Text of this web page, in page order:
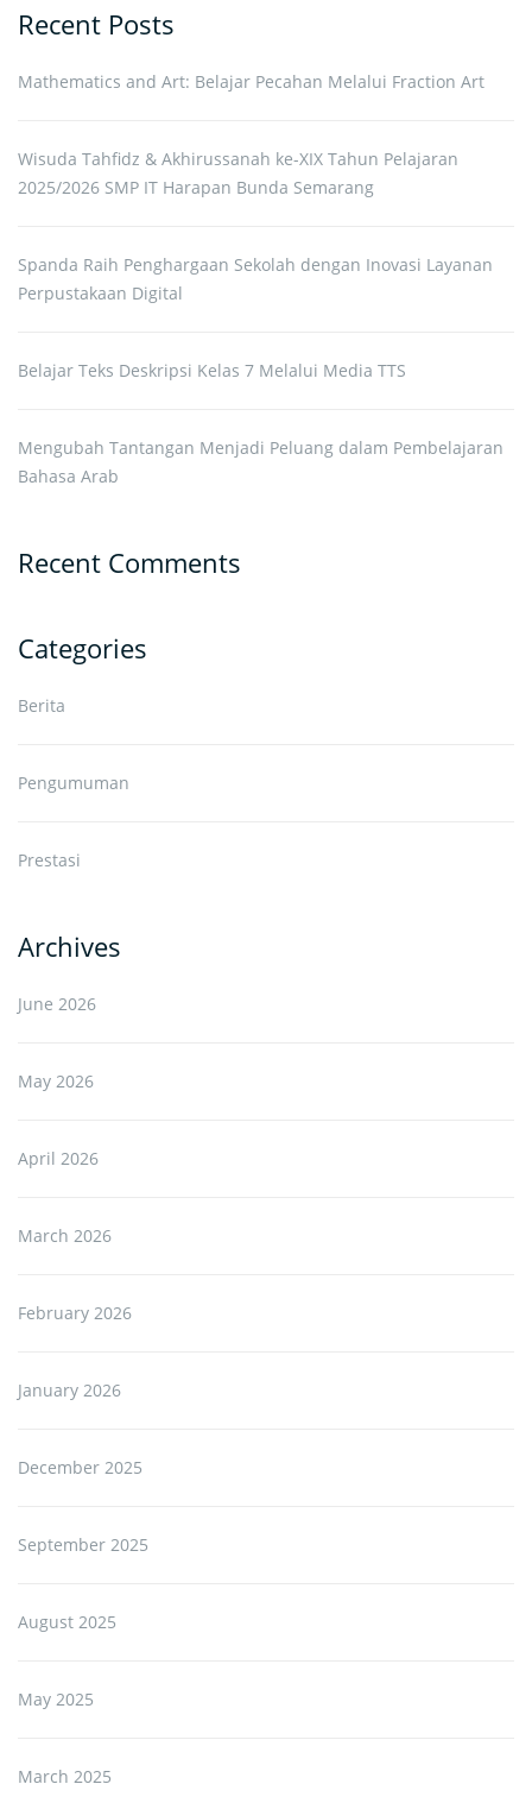
Recent Posts
Mathematics and Art: Belajar Pecahan Melalui Fraction Art
Wisuda Tahfidz & Akhirussanah ke-XIX Tahun Pelajaran
2025/2026 SMP IT Harapan Bunda Semarang
Spanda Raih Penghargaan Sekolah dengan Inovasi Layanan
Perpustakaan Digital
Belajar Teks Deskripsi Kelas 7 Melalui Media TTS
Mengubah Tantangan Menjadi Peluang dalam Pembelajaran
Bahasa Arab
Recent Comments
Categories
Berita
Pengumuman
Prestasi
Archives
June 2026
May 2026
April 2026
March 2026
February 2026
January 2026
December 2025
September 2025
August 2025
May 2025
March 2025